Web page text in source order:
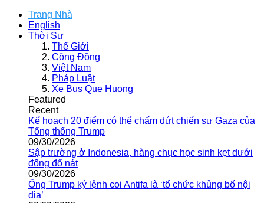
Trang Nhà
English
Thời Sự
Thế Giới
Cộng Đồng
Việt Nam
Pháp Luật
Xe Bus Que Huong
Featured
Recent
Kế hoạch 20 điểm có thể chấm dứt chiến sự Gaza của
Tổng thống Trump
09/30/2026
Sập trường ở Indonesia, hàng chục học sinh kẹt dưới
đống đổ nát
09/30/2026
Ông Trump ký lệnh coi Antifa là ‘tổ chức khủng bố nội
địa’